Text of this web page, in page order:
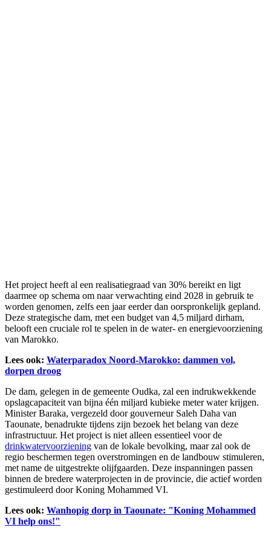
Het project heeft al een realisatiegraad van 30% bereikt en ligt
daarmee op schema om naar verwachting eind 2028 in gebruik te
worden genomen, zelfs een jaar eerder dan oorspronkelijk gepland.
Deze strategische dam, met een budget van 4,5 miljard dirham,
belooft een cruciale rol te spelen in de water- en energievoorziening
van Marokko.
Lees ook: Waterparadox Noord-Marokko: dammen vol,
dorpen droog
De dam, gelegen in de gemeente Oudka, zal een indrukwekkende
opslagcapaciteit van bijna één miljard kubieke meter water krijgen.
Minister Baraka, vergezeld door gouverneur Saleh Daha van
Taounate, benadrukte tijdens zijn bezoek het belang van deze
infrastructuur. Het project is niet alleen essentieel voor de
drinkwatervoorziening van de lokale bevolking, maar zal ook de
regio beschermen tegen overstromingen en de landbouw stimuleren,
met name de uitgestrekte olijfgaarden. Deze inspanningen passen
binnen de bredere waterprojecten in de provincie, die actief worden
gestimuleerd door Koning Mohammed VI.
Lees ook: Wanhopig dorp in Taounate: "Koning Mohammed
VI help ons!"